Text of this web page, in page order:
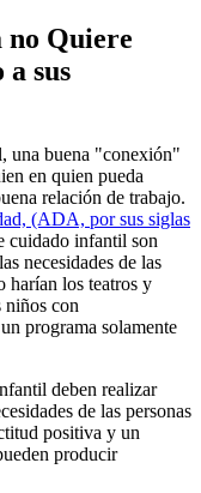
no Quiere
sus
una buena "conexión"
en quien pueda
relación de trabajo.
(ADA, por sus siglas
cuidado infantil son
necesidades de las
harían los teatros y
niños con
programa solamente
deben realizar
de las personas
positiva y un
producir